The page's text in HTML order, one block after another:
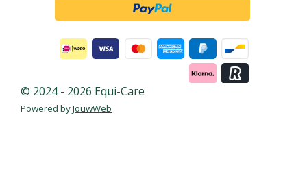
© 2024 - 2026 Equi-Care
Powered byJouwWeb